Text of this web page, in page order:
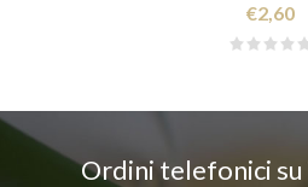
€2,60
Ordini telefonici